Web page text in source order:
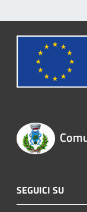
SEGUICI SU